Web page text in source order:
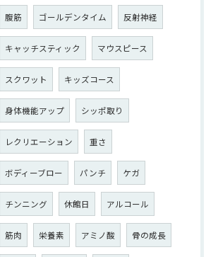
腹筋 ゴールデンタイム 反射神経
キャッチスティック マウスピース
スクワット キッズコース
身体機能アップ シッポ取り
レクリエーション 重さ
ボディーブロー パンチ ケガ
チンニング 休館日 アルコール
筋肉 栄養素 アミノ酸 骨の成長